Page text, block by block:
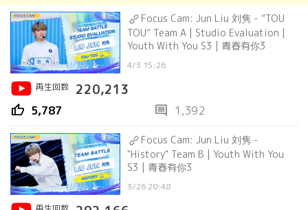
Focus Cam: Jun Liu 刘隽 - “TOU
TOU” Team A | Studio Evaluation |
Youth With You S3 | 青春有你3
4/3 15:26
再生回数
220,213
thumb_up 5,787 comment 1,392
Focus Cam: Jun Liu 刘隽 -
"History" Team B | Youth With You
S3 | 青春有你3
3/26 20:48